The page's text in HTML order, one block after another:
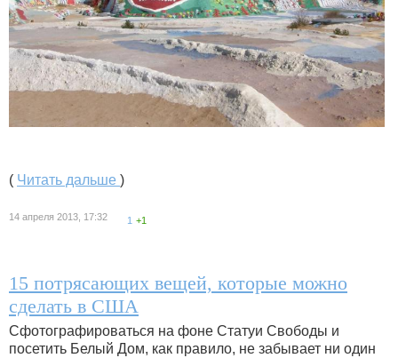
( Читать дальше )
14 апреля 2013, 17:32 1 +1
15 потрясающих вещей, которые можно
сделать в США
Сфотографироваться на фоне Статуи Свободы и
посетить Белый Дом, как правило, не забывает ни один